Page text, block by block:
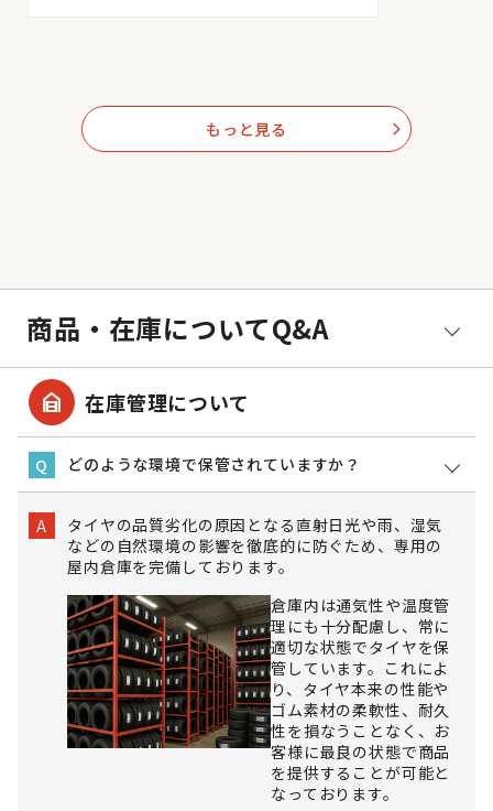
もっと見る arrow_forward_ios
商品・在庫についてQ&A
garage_home 在庫管理について
Q どのような環境で保管されていますか？
A
タイヤの品質劣化の原因となる直射日光や雨、湿気
などの自然環境の影響を徹底的に防ぐため、専用の
屋内倉庫を完備しております。
倉庫内は通気性や温度管
理にも十分配慮し、常に
適切な状態でタイヤを保
管しています。これによ
り、タイヤ本来の性能や
ゴム素材の柔軟性、耐久
性を損なうことなく、お
客様に最良の状態で商品
を提供することが可能と
なっております。